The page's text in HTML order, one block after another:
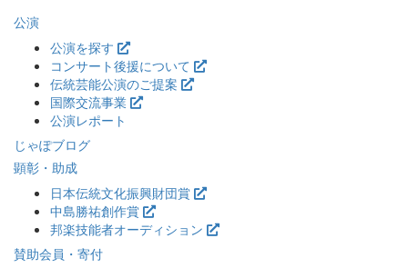
公演
公演を探す
コンサート後援について
伝統芸能公演のご提案
国際交流事業
公演レポート
じゃぽブログ
顕彰・助成
日本伝統文化振興財団賞
中島勝祐創作賞
邦楽技能者オーディション
賛助会員・寄付